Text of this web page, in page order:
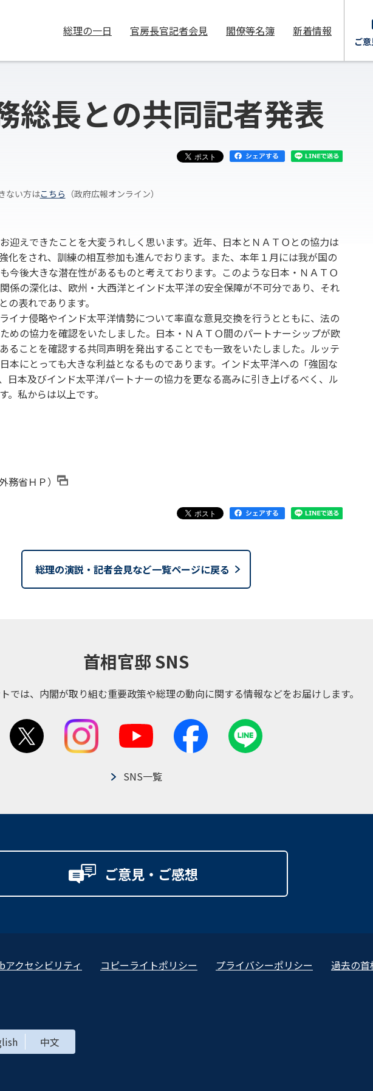
総理の一日 官房長官記者会見 閣僚等名簿 新着情報
ご意
総長との共同記者発表
ない方はこちら （政府広報オンライン）
えできたことを大変うれしく思います。近年、日本とＮＡＴＯとの協力は
をされ、訓練の相互参加も進んでおります。また、本年１月には我が国の
今後大きな潜在性があるものと考えております。このような日本・ＮＡＴＯ
係の深化は、欧州・大西洋とインド太平洋の安全保障が不可分であり、それ
表れであります。
ナ侵略やインド太平洋情勢について率直な意見交換を行うとともに、法の
めの協力を確認をいたしました。日本・ＮＡＴＯ間のパートナーシップが欧
ることを確認する共同声明を発出することでも一致をいたしました。ルッテ
にとっても大きな利益となるものであります。インド太平洋への「強固な
日本及びインド太平洋パートナーの協力を更なる高みに引き上げるべく、ル
私からは以上です。
省ＨＰ）
総理の演説・記者会見など一覧ページに戻る
首相官邸 SNS
では、内閣が取り組む重要政策や総理の動向に関する情報などをお届けします。
SNS一覧
ご意見・ご感想
アクセシビリティ コピーライトポリシー プライバシーポリシー
過去の
中文